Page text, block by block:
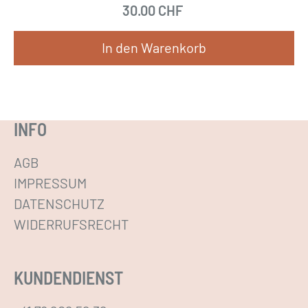
t
m
e
30.00 CHF
In den Warenkorb
INFO
AGB
IMPRESSUM
DATENSCHUTZ
WIDERRUFSRECHT
KUNDENDIENST